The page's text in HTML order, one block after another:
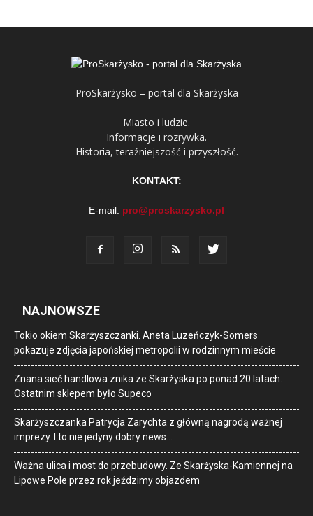
ProSkarżysko – portal dla Skarżyska
Miasto i ludzie.
Informacje i rozrywka.
Historia, teraźniejszość i przyszłość.
KONTAKT:
E-mail: pro@proskarzysko.pl
NAJNOWSZE
Tokio okiem Skarżyszczanki. Aneta Luzeńczyk-Somers
pokazuje zdjęcia japońskiej metropolii w rodzinnym mieście
Znana sieć handlowa znika ze Skarżyska po ponad 20 latach.
Ostatnim sklepem było Supeco
Skarżyszczanka Patrycja Zarychta z główną nagrodą ważnej
imprezy. I to nie jedyny dobry news…
Ważna ulica i most do przebudowy. Ze Skarżyska-Kamiennej na
Lipowe Pole przez rok jeździmy objazdem